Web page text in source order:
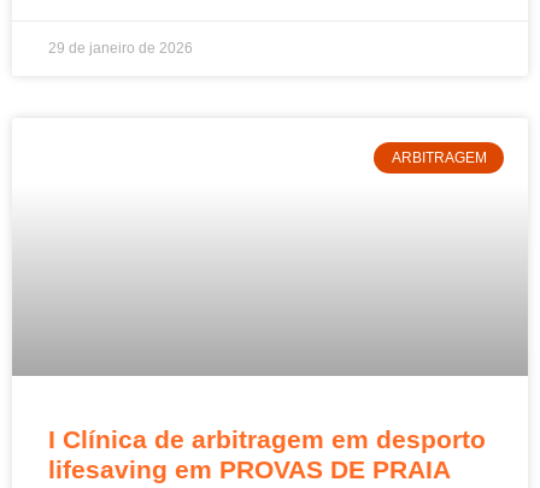
29 de janeiro de 2026
ARBITRAGEM
I Clínica de arbitragem em desporto
lifesaving em PROVAS DE PRAIA